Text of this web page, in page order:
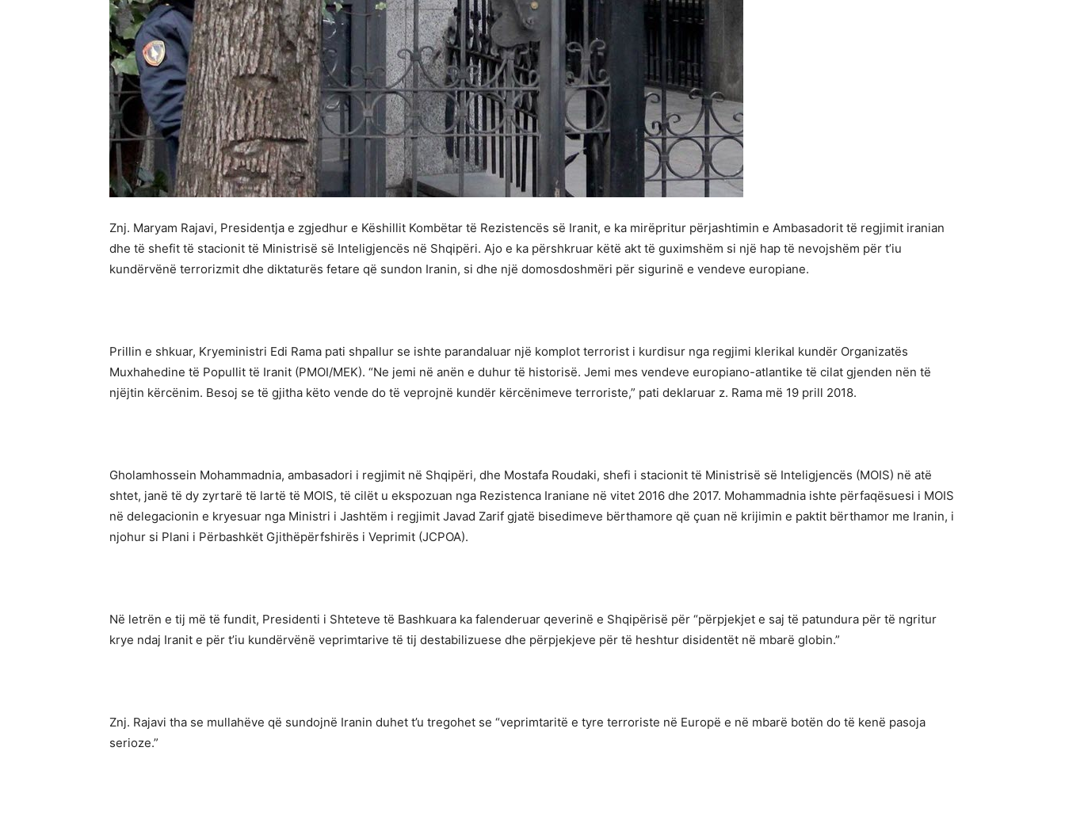
Znj. Maryam Rajavi, Presidentja e zgjedhur e Këshillit Kombëtar të Rezistencës së Iranit, e ka mirëpritur përjashtimin e Ambasadorit të regjimit iranian
dhe të shefit të stacionit të Ministrisë së Inteligjencës në Shqipëri. Ajo e ka përshkruar këtë akt të guximshëm si një hap të nevojshëm për t’iu
kundërvënë terrorizmit dhe diktaturës fetare që sundon Iranin, si dhe një domosdoshmëri për sigurinë e vendeve europiane.
Prillin e shkuar, Kryeministri Edi Rama pati shpallur se ishte parandaluar një komplot terrorist i kurdisur nga regjimi klerikal kundër Organizatës
Muxhahedine të Popullit të Iranit (PMOI/MEK). “Ne jemi në anën e duhur të historisë. Jemi mes vendeve europiano-atlantike të cilat gjenden nën të
njëjtin kërcënim. Besoj se të gjitha këto vende do të veprojnë kundër kërcënimeve terroriste,” pati deklaruar z. Rama më 19 prill 2018.
Gholamhossein Mohammadnia, ambasadori i regjimit në Shqipëri, dhe Mostafa Roudaki, shefi i stacionit të Ministrisë së Inteligjencës (MOIS) në atë
shtet, janë të dy zyrtarë të lartë të MOIS, të cilët u ekspozuan nga Rezistenca Iraniane në vitet 2016 dhe 2017. Mohammadnia ishte përfaqësuesi i MOIS
në delegacionin e kryesuar nga Ministri i Jashtëm i regjimit Javad Zarif gjatë bisedimeve bërthamore që çuan në krijimin e paktit bërthamor me Iranin, i
njohur si Plani i Përbashkët Gjithëpërfshirës i Veprimit (JCPOA).
Në letrën e tij më të fundit, Presidenti i Shteteve të Bashkuara ka falenderuar qeverinë e Shqipërisë për “përpjekjet e saj të patundura për të ngritur
krye ndaj Iranit e për t’iu kundërvënë veprimtarive të tij destabilizuese dhe përpjekjeve për të heshtur disidentët në mbarë globin.”
Znj. Rajavi tha se mullahëve që sundojnë Iranin duhet t’u tregohet se “veprimtaritë e tyre terroriste në Europë e në mbarë botën do të kenë pasoja
serioze.”